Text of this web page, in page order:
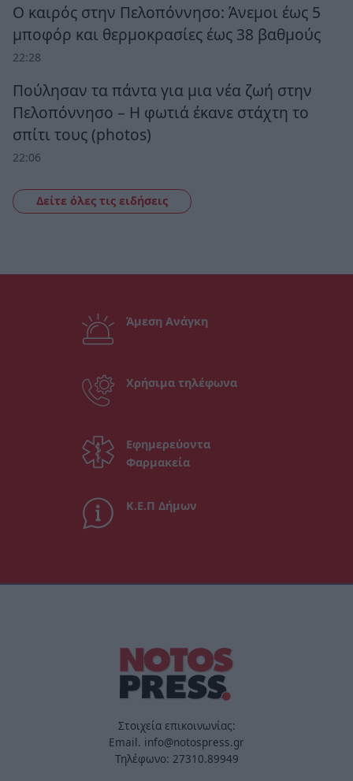
Ο καιρός στην Πελοπόννησο: Άνεμοι έως 5
μποφόρ και θερμοκρασίες έως 38 βαθμούς
22:28
Πούλησαν τα πάντα για μια νέα ζωή στην
Πελοπόννησο – Η φωτιά έκανε στάχτη το
σπίτι τους (photos)
22:06
Δείτε όλες τις ειδήσεις
Άμεση Ανάγκη
Χρήσιμα τηλέφωνα
Εφημερεύοντα
Φαρμακεία
Κ.Ε.Π Δήμων
Στοιχεία επικοινωνίας:
Email. info@notospress.gr
Τηλέφωνο: 27310.89949